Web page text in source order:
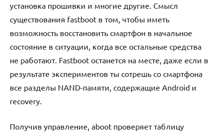
установка прошивки и многие другие. Смысл
существования fastboot в том, чтобы иметь
возможность восстановить смартфон в начальное
состояние в ситуации, когда все остальные средства
не работают. Fastboot останется на месте, даже если в
результате экспериментов ты сотрешь со смартфона
все разделы NAND-памяти, содержащие Android и
recovery.
Получив управление, aboot проверяет таблицу